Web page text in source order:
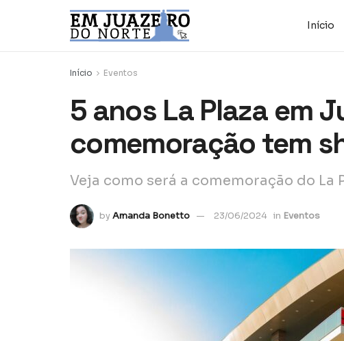
Início
Início Eventos
5 anos La Plaza em
comemoração tem
Veja como será a comemoração do La
byAmanda Bonetto 23/06/2024 in Eventos